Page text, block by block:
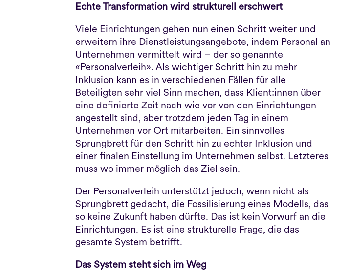
Echte Transformation wird strukturell erschwert
Viele Einrichtungen gehen nun einen Schritt weiter und
erweitern ihre Dienstleistungsangebote, indem Personal an
Unternehmen vermittelt wird – der so genannte
«Personalverleih». Als wichtiger Schritt hin zu mehr
Inklusion kann es in verschiedenen Fällen für alle
Beteiligten sehr viel Sinn machen, dass Klient:innen über
eine definierte Zeit nach wie vor von den Einrichtungen
angestellt sind, aber trotzdem jeden Tag in einem
Unternehmen vor Ort mitarbeiten. Ein sinnvolles
Sprungbrett für den Schritt hin zu echter Inklusion und
einer finalen Einstellung im Unternehmen selbst. Letzteres
muss wo immer möglich das Ziel sein.
Der Personalverleih unterstützt jedoch, wenn nicht als
Sprungbrett gedacht, die Fossilisierung eines Modells, das
so keine Zukunft haben dürfte. Das ist kein Vorwurf an die
Einrichtungen. Es ist eine strukturelle Frage, die das
gesamte System betrifft.
Das System steht sich im Weg